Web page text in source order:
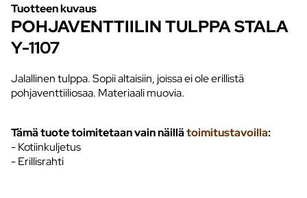
Tuotteen kuvaus
POHJAVENTTIILIN TULPPA STALA
Y-1107
Jalallinen tulppa. Sopii altaisiin, joissa ei ole erillistä
pohjaventtiiliosaa. Materiaali muovia.
Tämä tuote toimitetaan vain näillätoimitustavoilla:
- Kotiinkuljetus
- Erillisrahti